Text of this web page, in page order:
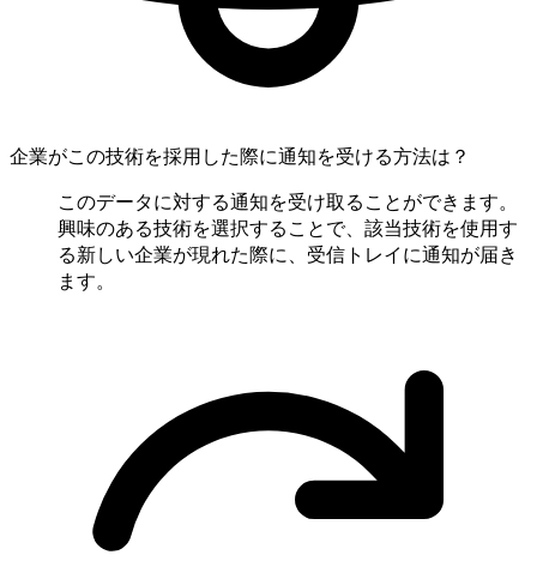
企業がこの技術を採用した際に通知を受ける方法は？
このデータに対する通知を受け取ることができます。
興味のある技術を選択することで、該当技術を使用す
る新しい企業が現れた際に、受信トレイに通知が届き
ます。